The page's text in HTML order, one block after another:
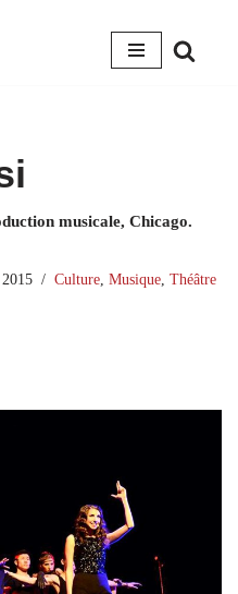
musicale, Chicago.
Culture Musique Théâtre